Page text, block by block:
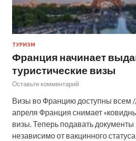
ТУРИЗМ
Франция начинает
туристические визы
Оставьте комментарий
Визы во Францию доступны всем
апреля Франция снимает
визы. Теперь подавать документы
независимо от вакцинного